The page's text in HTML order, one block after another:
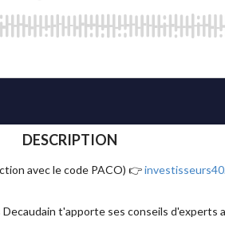
DESCRIPTION
avec le code PACO) 👉
t'apporte ses conseils